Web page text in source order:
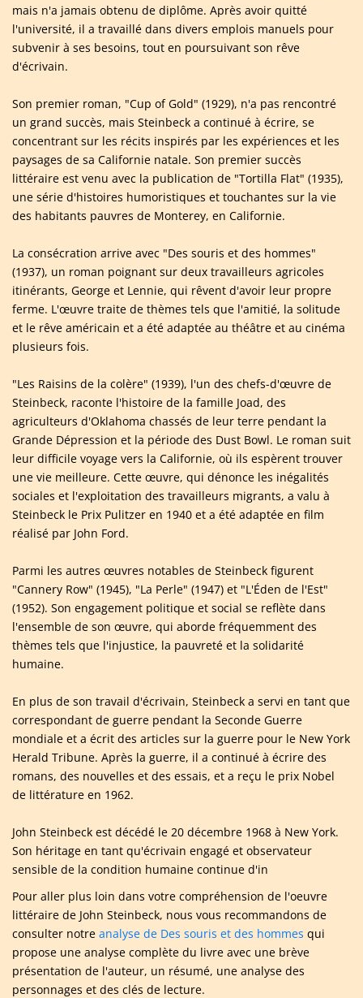
mais n'a jamais obtenu de diplôme. Après avoir quitté
l'université, il a travaillé dans divers emplois manuels pour
subvenir à ses besoins, tout en poursuivant son rêve
d'écrivain.
Son premier roman, "Cup of Gold" (1929), n'a pas rencontré
un grand succès, mais Steinbeck a continué à écrire, se
concentrant sur les récits inspirés par les expériences et les
paysages de sa Californie natale. Son premier succès
littéraire est venu avec la publication de "Tortilla Flat" (1935),
une série d'histoires humoristiques et touchantes sur la vie
des habitants pauvres de Monterey, en Californie.
La consécration arrive avec "Des souris et des hommes"
(1937), un roman poignant sur deux travailleurs agricoles
itinérants, George et Lennie, qui rêvent d'avoir leur propre
ferme. L'œuvre traite de thèmes tels que l'amitié, la solitude
et le rêve américain et a été adaptée au théâtre et au cinéma
plusieurs fois.
"Les Raisins de la colère" (1939), l'un des chefs-d'œuvre de
Steinbeck, raconte l'histoire de la famille Joad, des
agriculteurs d'Oklahoma chassés de leur terre pendant la
Grande Dépression et la période des Dust Bowl. Le roman suit
leur difficile voyage vers la Californie, où ils espèrent trouver
une vie meilleure. Cette œuvre, qui dénonce les inégalités
sociales et l'exploitation des travailleurs migrants, a valu à
Steinbeck le Prix Pulitzer en 1940 et a été adaptée en film
réalisé par John Ford.
Parmi les autres œuvres notables de Steinbeck figurent
"Cannery Row" (1945), "La Perle" (1947) et "L'Éden de l'Est"
(1952). Son engagement politique et social se reflète dans
l'ensemble de son œuvre, qui aborde fréquemment des
thèmes tels que l'injustice, la pauvreté et la solidarité
humaine.
En plus de son travail d'écrivain, Steinbeck a servi en tant que
correspondant de guerre pendant la Seconde Guerre
mondiale et a écrit des articles sur la guerre pour le New York
Herald Tribune. Après la guerre, il a continué à écrire des
romans, des nouvelles et des essais, et a reçu le prix Nobel
de littérature en 1962.
John Steinbeck est décédé le 20 décembre 1968 à New York.
Son héritage en tant qu'écrivain engagé et observateur
sensible de la condition humaine continue d'in
Pour aller plus loin dans votre compréhension de l'oeuvre
littéraire de John Steinbeck, nous vous recommandons de
consulter notre analyse de Des souris et des hommes qui
propose une analyse complète du livre avec une brève
présentation de l'auteur, un résumé, une analyse des
personnages et des clés de lecture.